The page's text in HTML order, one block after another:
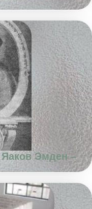
Эмден –